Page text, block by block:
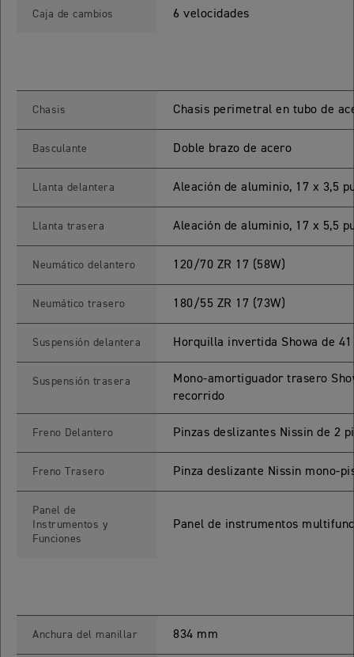
ROCKET 3 STORM GT
Precio desde $28.590.000
Precio desde $8.490.000
TIGER SPORT 660
Precio desde $9.790.000
NEWTIGER SPORT 660
TIGER 850 SPORT
Caja de cambios 6 velocidades
Chasis Chasis perimetral en tubo de
Basculante Doble brazo de acero
Llanta delantera Aleación de aluminio, 17 x 3,5
Llanta trasera Aleación de aluminio, 17 x 5,5
Neumático delantero 120/70 ZR 17 (58W)
Neumático trasero 180/55 ZR 17 (73W)
Suspensión delantera Horquilla invertida Showa de
Suspensión trasera
Mono-amortiguador trasero
recorrido
Freno Delantero Pinzas deslizantes Nissin de 2
Freno Trasero Pinza deslizante Nissin mono-
Panel de
Instrumentos y
Funciones
Panel de instrumentos
Anchura del manillar 834 mm